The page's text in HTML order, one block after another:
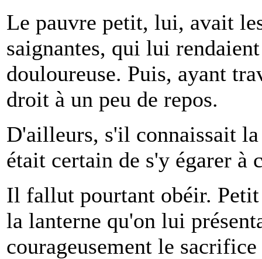
Le pauvre petit, lui, avait
saignantes, qui lui
douloureuse. Puis, ayant
droit à un peu de repos.
D'ailleurs, s'il connaissait
était certain de s'y égarer à
Il fallut pourtant obéir. Petit
la lanterne qu'on lui
courageusement le